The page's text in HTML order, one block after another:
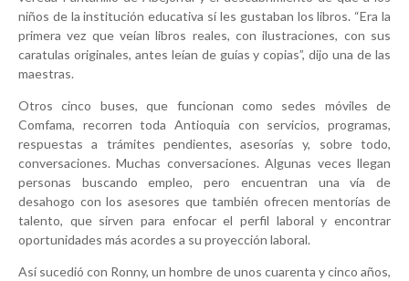
niños de la institución educativa sí les gustaban los libros. “Era la
primera vez que veían libros reales, con ilustraciones, con sus
caratulas originales, antes leían de guías y copias”, dijo una de las
maestras.
Otros cinco buses, que funcionan como sedes móviles de
Comfama, recorren toda Antioquia con servicios, programas,
respuestas a trámites pendientes, asesorías y, sobre todo,
conversaciones. Muchas conversaciones. Algunas veces llegan
personas buscando empleo, pero encuentran una vía de
desahogo con los asesores que también ofrecen mentorías de
talento, que sirven para enfocar el perfil laboral y encontrar
oportunidades más acordes a su proyección laboral.
Así sucedió con Ronny, un hombre de unos cuarenta y cinco años,